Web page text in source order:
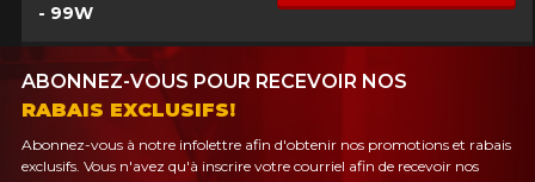
- 99W
ABONNEZ-VOUS POUR RECEVOIR NOS
RABAIS EXCLUSIFS!
Abonnez-vous à notre infolettre afin d'obtenir nos promotions et rabais
exclusifs. Vous n'avez qu'à inscrire votre courriel afin de recevoir nos